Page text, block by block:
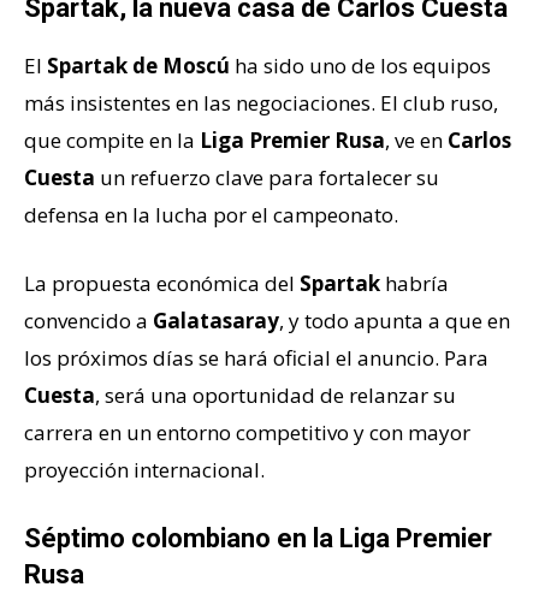
Spartak, la nueva casa de Carlos Cuesta
El Spartak de Moscú ha sido uno de los equipos
más insistentes en las negociaciones. El club ruso,
que compite en la Liga Premier Rusa, ve en Carlos
Cuesta un refuerzo clave para fortalecer su
defensa en la lucha por el campeonato.
La propuesta económica del Spartak habría
convencido a Galatasaray, y todo apunta a que en
los próximos días se hará oficial el anuncio. Para
Cuesta, será una oportunidad de relanzar su
carrera en un entorno competitivo y con mayor
proyección internacional.
Séptimo colombiano en la Liga Premier
Rusa